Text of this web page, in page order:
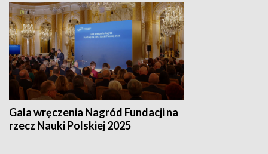
Gala wręczenia Nagród Fundacji na
rzecz Nauki Polskiej 2025